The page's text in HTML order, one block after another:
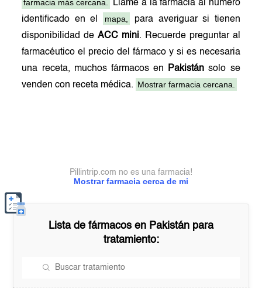
farmacia más cercana.
Llame a la farmacia al número
identificado en el
mapa,
para averiguar si tienen
disponibilidad deACC mini. Recuerde preguntar al
farmacéutico el precio del fármaco y si es necesaria
una receta, muchos fármacos en
Pakistán solo se
venden con receta médica. Mostrar farmacia cercana.
Mostrar farmacia cerca de mi
Pillintrip.com no es una farmacia!
Lista de fármacos en Pakistán para
tratamiento: